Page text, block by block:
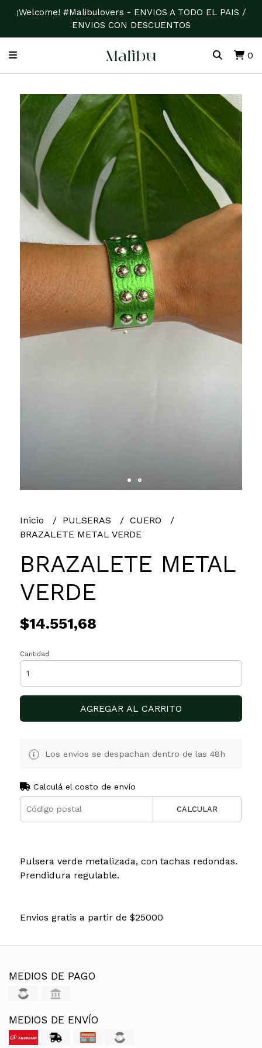
¡Welcome! #Malibulovers - ENVIOS A TODO EL PAIS /
ENVIOS CON DESCUENTOS
0
Inicio PULSERAS
CUERO
BRAZALETE METAL VERDE
BRAZALETE METAL
VERDE
$14.551,68
Cantidad
AGREGAR AL CARRITO
Los envios se despachan dentro de las 48h
Calculá el costo de envío
CALCULAR
Pulsera verde metalizada, con tachas redondas.
Prendidura regulable.
Envios gratis a partir de $25000
MEDIOS DE PAGO
MEDIOS DE ENVÍO